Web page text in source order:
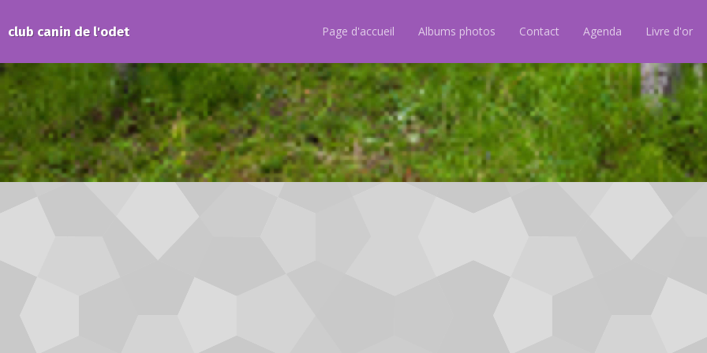
club canin de l'odet Page d'accueil Albums photos Contact Agenda Livre d'or